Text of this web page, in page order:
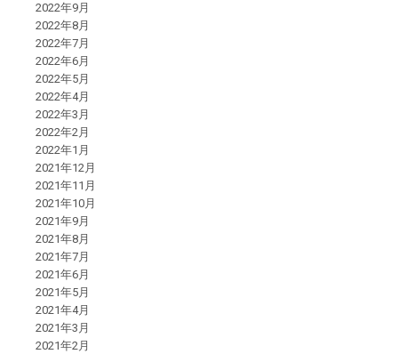
2022年9月
2022年8月
2022年7月
2022年6月
2022年5月
2022年4月
2022年3月
2022年2月
2022年1月
2021年12月
2021年11月
2021年10月
2021年9月
2021年8月
2021年7月
2021年6月
2021年5月
2021年4月
2021年3月
2021年2月